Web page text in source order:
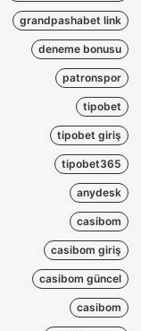
grandpashabet link
deneme bonusu
patronspor
tipobet
tipobet giriş
tipobet365
anydesk
casibom
casibom giriş
casibom güncel
casibom